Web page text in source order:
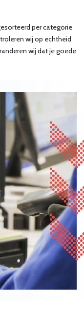
per categorie
wij op echtheid
wij dat je goede